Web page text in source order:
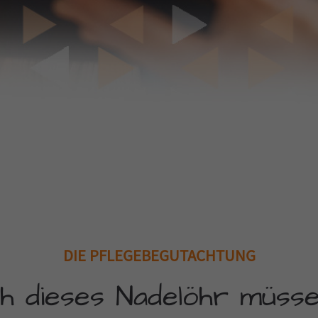
DIE PFLEGEBEGUTACHTUNG
dieses Nadelöhr